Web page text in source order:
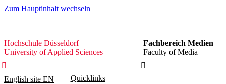
Zum Hauptinhalt wechseln
Hochschule
Düsseldorf
Hochschule Düsseldorf
University of Applied Sciences
Fachbereich Medien
Faculty of Media


English site EN Quicklinks